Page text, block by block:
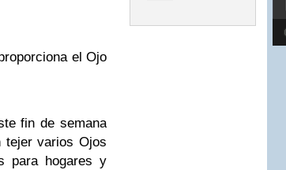
el Ojo
fin de semana
varios Ojos
para hogares y